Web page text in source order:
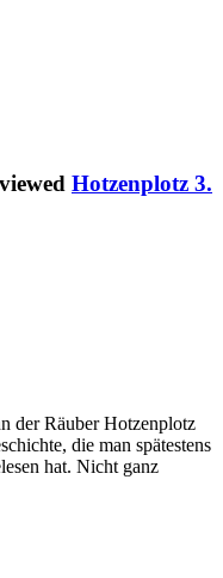
Hotzenplotz 3.
der Räuber Hotzenplotz
die man spätestens
hat. Nicht ganz